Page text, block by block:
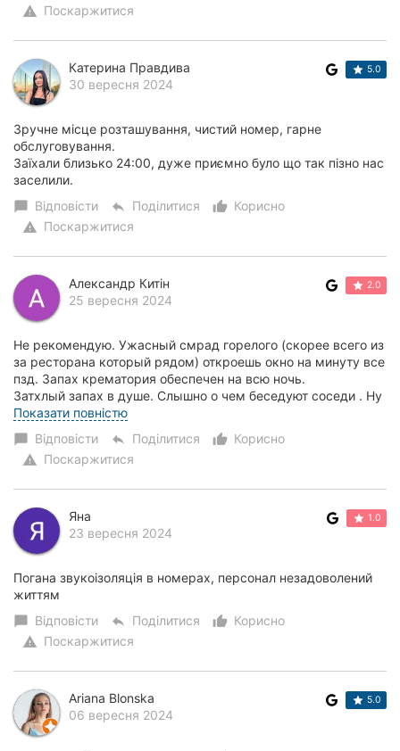
warning Поскаржитися
Катерина Правдива
30 вересня 2024
5.0
Зручне місце розташування, чистий номер, гарне
обслуговування.
Заїхали близько 24:00, дуже приємно було що так пізно нас
заселили.
chat_bubble Відповісти reply Поділитися thumb_up_alt
Корисно
warning Поскаржитися
Александр Китін
25 вересня 2024
2.0
Не рекомендую. Ужасный смрад горелого (скорее всего из
за ресторана который рядом) откроешь окно на минуту все
пзд. Запах крематория обеспечен на всю ночь.
Затхлый запах в душе. Слышно о чем беседуют соседи . Ну
и ещё куча мелочей которые можно исп...
Показати повністю
chat_bubble Відповісти reply Поділитися thumb_up_alt
Корисно
warning Поскаржитися
Яна
23 вересня 2024
1.0
Погана звукоізоляція в номерах, персонал незадоволений
життям
chat_bubble Відповісти reply Поділитися thumb_up_alt
Корисно
warning Поскаржитися
Ariana Blonska
06 вересня 2024
5.0